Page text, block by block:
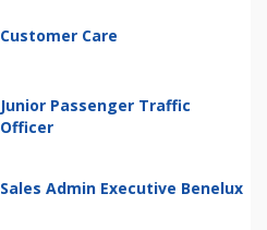
Customer Care
Junior Passenger Traffic
Officer
Sales Admin Executive Benelux